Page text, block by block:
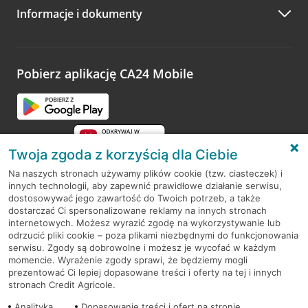
Zachęcamy do podzielenia się z nami opinią o wizycie.
opinie.
Informacje i dokumenty
Pobierz aplikację CA24 Mobile
RODO
Regulamin serwisu
Mapa serwisu
PolitykaCookies
Twoja zgoda z korzyścią dla Ciebie
Na naszych stronach używamy plików cookie (tzw. ciasteczek) i
innych technologii, aby zapewnić prawidłowe działanie serwisu,
dostosowywać jego zawartość do Twoich potrzeb, a także
dostarczać Ci spersonalizowane reklamy na innych stronach
internetowych. Możesz wyrazić zgodę na wykorzystywanie lub
odrzucić pliki cookie – poza plikami niezbędnymi do funkcjonowania
serwisu. Zgody są dobrowolne i możesz je wycofać w każdym
momencie. Wyrażenie zgody sprawi, że będziemy mogli
prezentować Ci lepiej dopasowane treści i oferty na tej i innych
stronach Credit Agricole.